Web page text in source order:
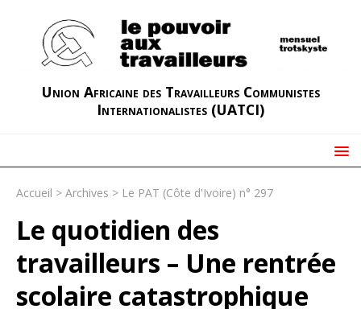
Union Africaine des Travailleurs Communistes
Internationalistes (UATCI)
Accueil > Archives > Le PAT (Côte d'Ivoire) n° 297
Le quotidien des
travailleurs – Une rentrée
scolaire catastrophique